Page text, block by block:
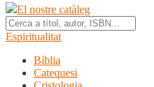
El nostre catàleg
Espiritualitat
Bíblia
Catequesi